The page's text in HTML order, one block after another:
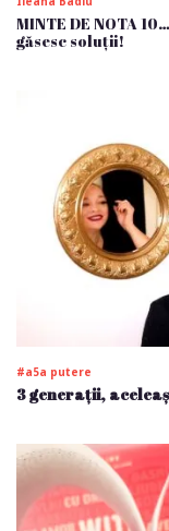
MINTE DE NOTA
găsesc soluții!
#a5a putere
3 generații,